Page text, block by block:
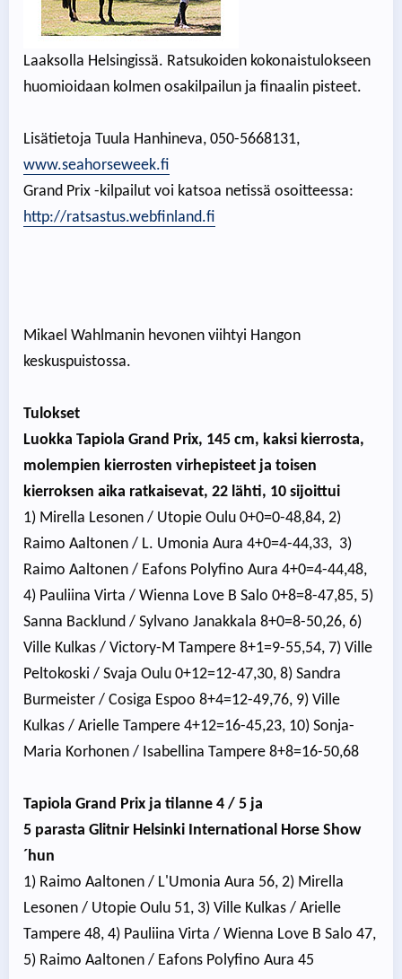
Laaksolla Helsingissä. Ratsukoiden kokonaistulokseen
huomioidaan kolmen osakilpailun ja finaalin pisteet.
Lisätietoja Tuula Hanhineva, 050-5668131,
www.seahorseweek.fi
Grand Prix -kilpailut voi katsoa netissä osoitteessa:
http://ratsastus.webfinland.fi
Mikael Wahlmanin hevonen viihtyi Hangon
keskuspuistossa.
Tulokset
Luokka Tapiola Grand Prix, 145 cm, kaksi kierrosta,
molempien kierrosten virhepisteet ja toisen
kierroksen aika ratkaisevat, 22 lähti, 10 sijoittui
1) Mirella Lesonen / Utopie Oulu 0+0=0-48,84, 2)
Raimo Aaltonen / L. Umonia Aura 4+0=4-44,33, 3)
Raimo Aaltonen / Eafons Polyfino Aura 4+0=4-44,48,
4) Pauliina Virta / Wienna Love B Salo 0+8=8-47,85, 5)
Sanna Backlund / Sylvano Janakkala 8+0=8-50,26, 6)
Ville Kulkas / Victory-M Tampere 8+1=9-55,54, 7) Ville
Peltokoski / Svaja Oulu 0+12=12-47,30, 8) Sandra
Burmeister / Cosiga Espoo 8+4=12-49,76, 9) Ville
Kulkas / Arielle Tampere 4+12=16-45,23, 10) Sonja-
Maria Korhonen / Isabellina Tampere 8+8=16-50,68
Tapiola Grand Prix ja tilanne 4 / 5 ja
5 parasta Glitnir Helsinki International Horse Show
´hun
1) Raimo Aaltonen / L'Umonia Aura 56, 2) Mirella
Lesonen / Utopie Oulu 51, 3) Ville Kulkas / Arielle
Tampere 48, 4) Pauliina Virta / Wienna Love B Salo 47,
5) Raimo Aaltonen / Eafons Polyfino Aura 45